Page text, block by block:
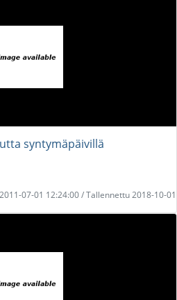
syntymäpäivillä
07-01 12:24:00 / Tallennettu 2018-10-01